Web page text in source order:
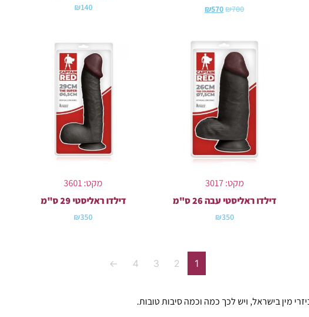
₪700
₪570
₪140
מקט: 3017
דילדו ראליסטי עבה 26 ס"מ
₪350
מקט: 3601
דילדו ראליסטי 29 ס"מ
₪350
1
2
3
4
←
מין בישראל, ויש לכך כמה וכמה סיבות טובות.